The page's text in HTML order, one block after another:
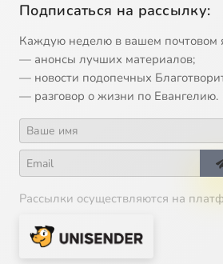
Подписаться на рассылку:
Каждую неделю в вашем почтовом
— анонсы лучших материалов;
— новости подопечных
— разговор о жизни по Евангелию.
Рассылки осуществляются на